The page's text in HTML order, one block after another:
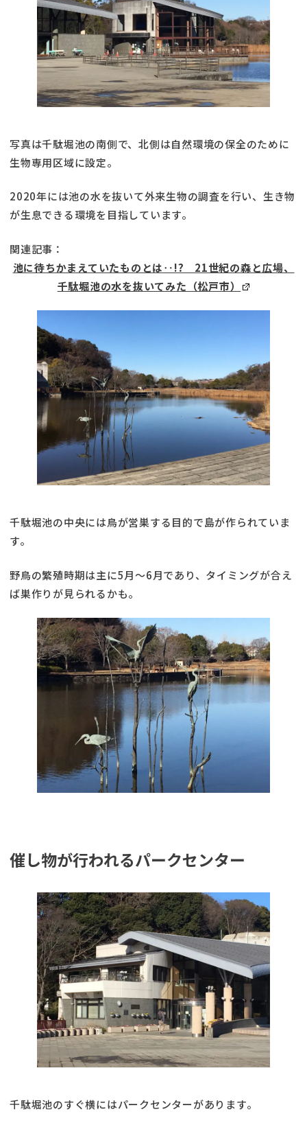
写真は千駄堀池の南側で、北側は自然環境の保全のために
生物専用区域に設定。
2020年には池の水を抜いて外来生物の調査を行い、生き物
が生息できる環境を目指しています。
関連記事：
池に待ちかまえていたものとは‥!? 21世紀の森と広場、
千駄堀池の水を抜いてみた（松戸市）
千駄堀池の中央には鳥が営巣する目的で島が作られていま
す。
野鳥の繁殖時期は主に5月〜6月であり、タイミングが合え
ば巣作りが見られるかも。
催し物が行われるパークセンター
千駄堀池のすぐ横にはパークセンターがあります。